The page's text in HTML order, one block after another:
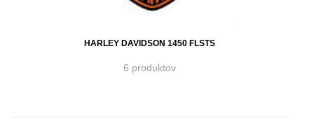
HARLEY DAVIDSON 1450 FLSTS
6 produktov